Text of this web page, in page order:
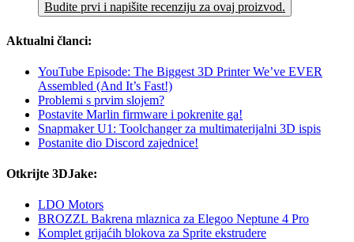
Budite prvi i napišite recenziju za ovaj proizvod.
Aktualni članci:
YouTube Episode: The Biggest 3D Printer We’ve EVER
Assembled (And It’s Fast!)
Problemi s prvim slojem?
Postavite Marlin firmware i pokrenite ga!
Snapmaker U1: Toolchanger za multimaterijalni 3D ispis
Postanite dio Discord zajednice!
Otkrijte 3DJake:
LDO Motors
BROZZL Bakrena mlaznica za Elegoo Neptune 4 Pro
Komplet grijaćih blokova za Sprite ekstrudere